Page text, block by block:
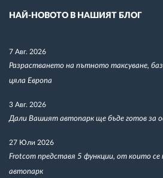
НАЙ-НОВОТО В НАШИЯТ БЛОГ
7 Авг. 2026
Разрастването на пътното таксуване,
цяла Европа
3 Авг. 2026
Дали Вашият автопарк ще бъде готов за
27 Юли 2026
Frotcom представя 5 функции, от които се
автопарк